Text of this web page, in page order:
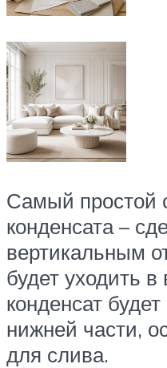
Самый простой
конденсата –
вертикальным
будет уходить
конденсат
нижней части,
для слива.